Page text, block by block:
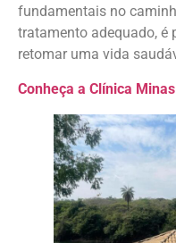
fundamentais no
tratamento adequado, é
retomar uma vida
Conheça a Clínica